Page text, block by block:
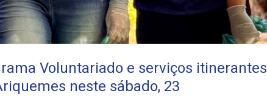
Voluntariado e serviços itinerantes
neste sábado, 23